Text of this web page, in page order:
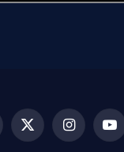
X
Instagram